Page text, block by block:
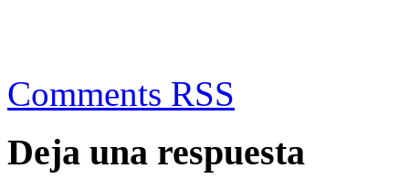
Comments RSS
Deja una respuesta